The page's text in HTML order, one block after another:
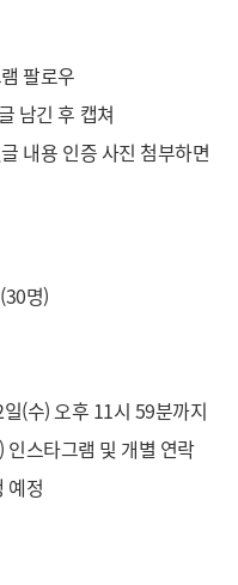
팔로우
남긴 후 캡쳐
내용 인증 사진 첨부하면
명)
(수) 오후 11시 59분까지
스타그램 및 개별 연락
예정